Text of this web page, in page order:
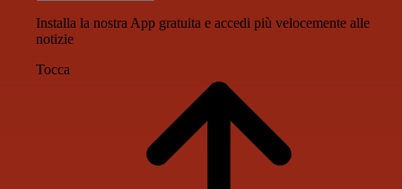
Installa la nostra App gratuita e accedi più velocemente alle
notizie
Tocca